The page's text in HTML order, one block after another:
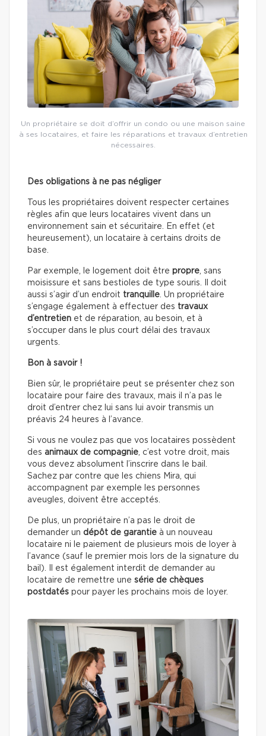
Un propriétaire se doit d’offrir un condo ou une maison saine
à ses locataires, et faire les réparations et travaux d’entretien
nécessaires.
Des obligations à ne pas négliger
Tous les propriétaires doivent respecter certaines
règles afin que leurs locataires vivent dans un
environnement sain et sécuritaire. En effet (et
heureusement), un locataire à certains droits de
base.
Par exemple, le logement doit être propre , sans
moisissure et sans bestioles de type souris. Il doit
aussi s’agir d’un endroit tranquille . Un propriétaire
s’engage également à effectuer des travaux
d’entretien et de réparation, au besoin, et à
s’occuper dans le plus court délai des travaux
urgents.
Bon à savoir !
Bien sûr, le propriétaire peut se présenter chez son
locataire pour faire des travaux, mais il n’a pas le
droit d’entrer chez lui sans lui avoir transmis un
préavis 24 heures à l’avance.
Si vous ne voulez pas que vos locataires possèdent
des animaux de compagnie , c’est votre droit, mais
vous devez absolument l’inscrire dans le bail.
Sachez par contre que les chiens Mira, qui
accompagnent par exemple les personnes
aveugles, doivent être acceptés.
De plus, un propriétaire n’a pas le droit de
demander un dépôt de garantie à un nouveau
locataire ni le paiement de plusieurs mois de loyer à
l’avance (sauf le premier mois lors de la signature du
bail). Il est également interdit de demander au
locataire de remettre une série de chèques
postdatés pour payer les prochains mois de loyer.